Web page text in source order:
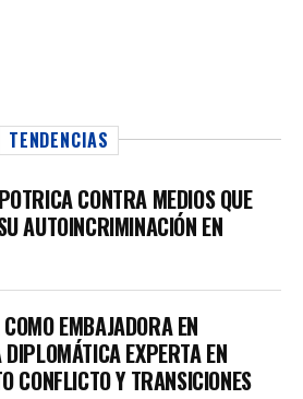
TENDENCIAS
CONTRA MEDIOS QUE
AUTOINCRIMINACIÓN EN
EMBAJADORA EN
EXPERTA EN
CONFLICTO Y TRANSICIONES